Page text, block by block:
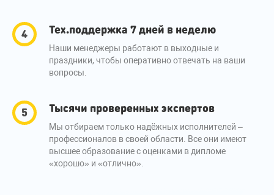
Тех.поддержка 7 дней в неделю
Наши менеджеры работают в выходные и
праздники, чтобы оперативно отвечать на ваши
вопросы.
Тысячи проверенных экспертов
Мы отбираем только надёжных исполнителей –
профессионалов в своей области. Все они имеют
высшее образование с оценками в дипломе
«хорошо» и «отлично».